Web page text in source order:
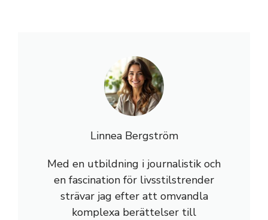
Linnea Bergström
Med en utbildning i journalistik och
en fascination för livsstilstrender
strävar jag efter att omvandla
komplexa berättelser till